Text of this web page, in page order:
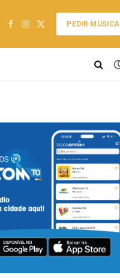
Facebook
Instagram
X
PEDIR MÚSICA